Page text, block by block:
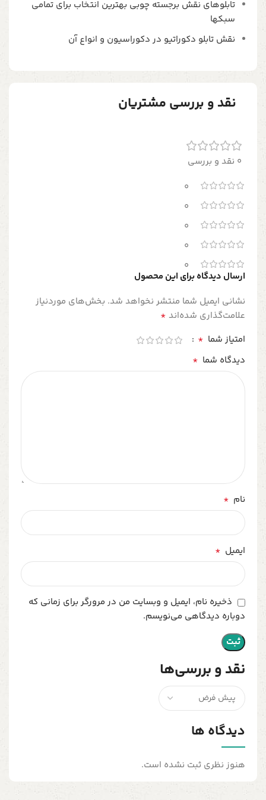
تابلوهای نقش برجسته چوبی بهترین انتخاب برای تمامی
سبکها
نقش تابلو دکوراتیو در دکوراسیون و انواع آن
نقد و بررسی مشتریان
0 نقد و بررسی
0
0
0
0
0
نقد و بررسی‌ها
دیدگاه ها
هنوز نظری ثبت نشده است.
ارسال دیدگاه برای این محصول
نشانی ایمیل شما منتشر نخواهد شد. بخش‌های موردنیاز
علامت‌گذاری شده‌اند *
امتیاز شما *
دیدگاه شما *
نام *
ایمیل *
ذخیره نام، ایمیل و وبسایت من در مرورگر برای زمانی که
دوباره دیدگاهی می‌نویسم.